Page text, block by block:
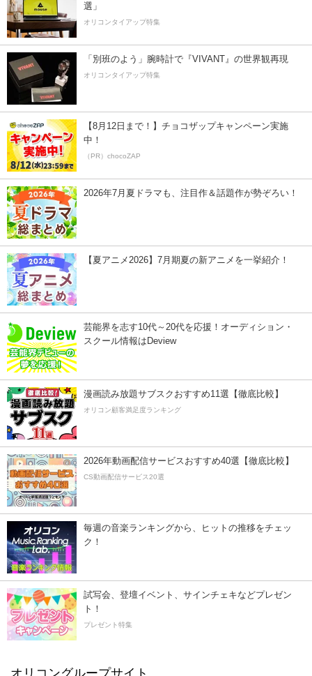
選」
オリコンタイアップ特集
「別班のよう」腕時計で『VIVANT』の世界観再現
オリコンタイアップ特集
【8月12日まで！】チョコザップキャンペーン実施
中！
（PR）chocoZAP
2026年7月夏ドラマも、注目作＆話題作が勢ぞろい！
【夏アニメ2026】7月期夏の新アニメを一挙紹介！
芸能界を志す10代～20代を応援！オーディション・
スクール情報はDeview
漫画読み放題サブスクおすすめ11選【徹底比較】
オリコン顧客満足度ランキング
2026年動画配信サービスおすすめ40選【徹底比較】
CS動画配信サービス20選
毎週の音楽ランキングから、ヒットの推移をチェッ
ク！
試写会、登壇イベント、サインチェキなどプレゼン
ト！
プレゼント特集